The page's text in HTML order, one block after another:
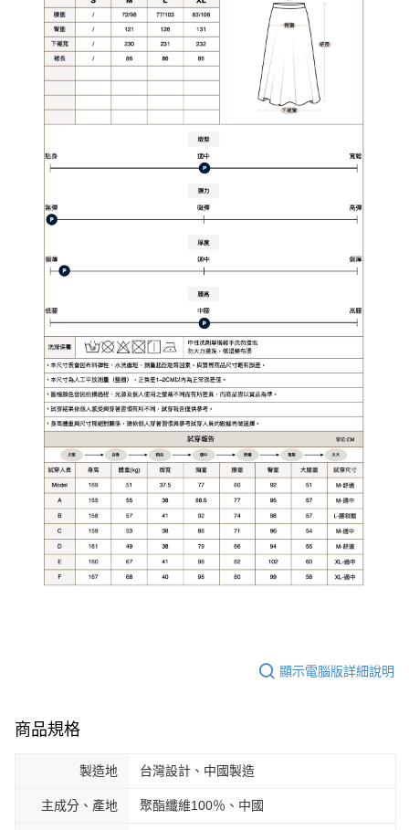
顯示電腦版詳細說明
商品規格
製造地 台灣設計、中國製造
主成分、產地 聚酯纖維100％、中國